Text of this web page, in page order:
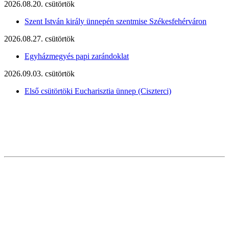
2026.08.20. csütörtök
Szent István király ünnepén szentmise Székesfehérváron
2026.08.27. csütörtök
Egyházmegyés papi zarándoklat
2026.09.03. csütörtök
Első csütörtöki Eucharisztia ünnep (Ciszterci)